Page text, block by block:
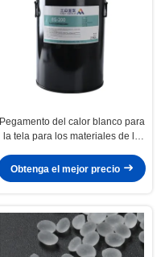
Pegamento del calor blanco para
la tela para los materiales de la
Obtenga el mejor precio